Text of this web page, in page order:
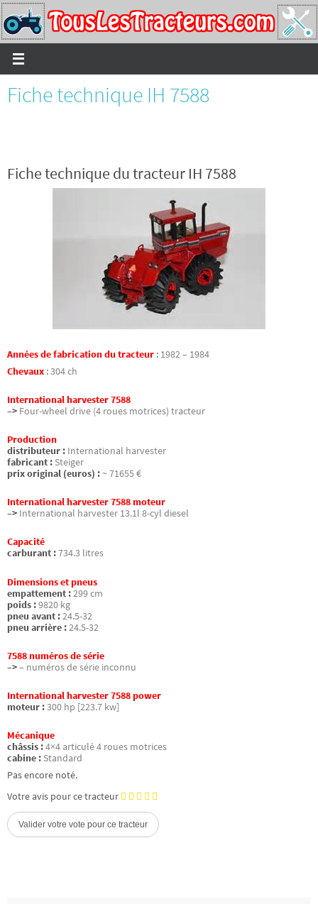
Passer
vers
le
contenu
Fiche technique IH 7588
Fiche technique du tracteur IH 7588
Années de fabrication du tracteur : 1982 – 1984
Chevaux :304 ch
International harvester 7588
–> Four-wheel drive (4 roues motrices) tracteur
Production
distributeur : International harvester
fabricant : Steiger
prix original (euros) : ~ 71655 €
International harvester 7588 moteur
–> International harvester 13.1l 8-cyl diesel
Capacité
carburant :734.3 litres
Dimensions et pneus
empattement :299 cm
poids :9820 kg
pneu avant :24.5-32
pneu arrière :24.5-32
7588 numéros de série
–>– numéros de série inconnu
International harvester 7588 power
moteur :300 hp [223.7 kw]
Mécanique
châssis :4×4 articulé 4 roues motrices
cabine : Standard
Pas encore noté.
Votre avis pour ce tracteur